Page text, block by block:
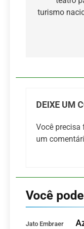
turismo
DEIXE UM
Você precisa
um
Você
Jato Embraer